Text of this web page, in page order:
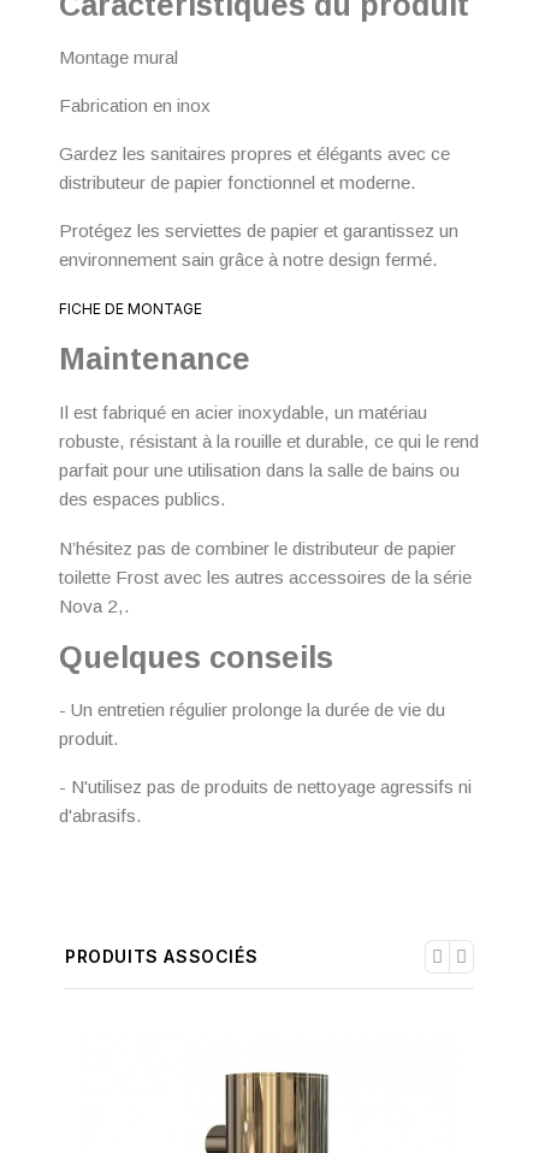
Montage mural
Fabrication en inox
Gardez les sanitaires propres et élégants avec ce
distributeur de papier fonctionnel et moderne.
Protégez les serviettes de papier et garantissez un
environnement sain grâce à notre design fermé.
FICHE DE MONTAGE
Maintenance
Il est fabriqué en acier inoxydable, un matériau
robuste, résistant à la rouille et durable, ce qui le rend
parfait pour une utilisation dans la salle de bains ou
des espaces publics.
N’hésitez pas de combiner le distributeur de papier
toilette Frost avec les autres accessoires de la série
Nova 2,.
Quelques conseils
- Un entretien régulier prolonge la durée de vie du
produit.
- N'utilisez pas de produits de nettoyage agressifs ni
d'abrasifs.
PRODUITS ASSOCIÉS